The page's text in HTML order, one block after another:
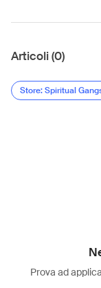
Articoli (0)
Store: Spiritual
Prova ad